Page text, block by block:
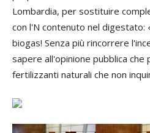
Lombardia, per sostituire
con l'N contenuto nel digestato:
biogas! Senza più rincorrere
sapere all'opinione pubblica che
fertilizzanti naturali che non